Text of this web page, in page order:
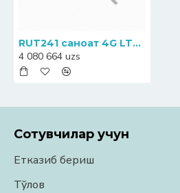
RUT241 саноат 4G LTE маршрутизатори
4 080 664 uzs
Сотувчилар учун
Етказиб бериш
Тўлов